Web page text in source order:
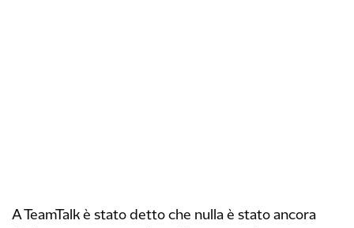
A TeamTalk è stato detto che nulla è stato ancora